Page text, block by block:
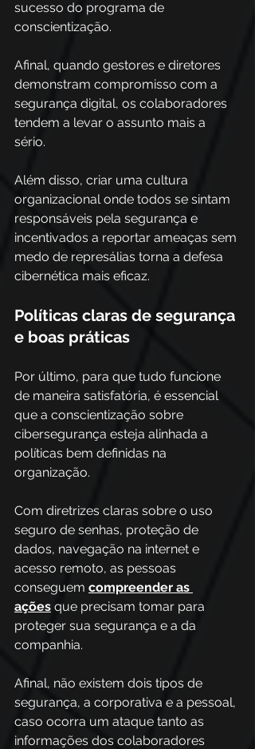
sucesso do programa de
conscientização.
Afinal, quando gestores e diretores
demonstram compromisso com a
segurança digital, os colaboradores
tendem a levar o assunto mais a
sério.
Além disso, criar uma cultura
organizacional onde todos se sintam
responsáveis pela segurança e
incentivados a reportar ameaças sem
medo de represálias torna a defesa
cibernética mais eficaz.
Políticas claras de segurança
e boas práticas
Por último, para que tudo funcione
de maneira satisfatória, é essencial
que a conscientização sobre
cibersegurança esteja alinhada a
políticas bem definidas na
organização.
Com diretrizes claras sobre o uso
seguro de senhas, proteção de
dados, navegação na internet e
acesso remoto, as pessoas
conseguem compreender as
ações que precisam tomar para
proteger sua segurança e a da
companhia.
Afinal, não existem dois tipos de
segurança, a corporativa e a pessoal,
caso ocorra um ataque tanto as
informações dos colaboradores